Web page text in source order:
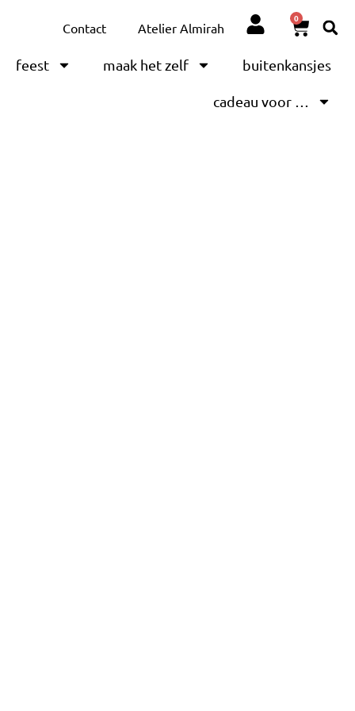
Contact Atelier Almirah
0
feest maak het zelf buitenkansjes
cadeau voor …